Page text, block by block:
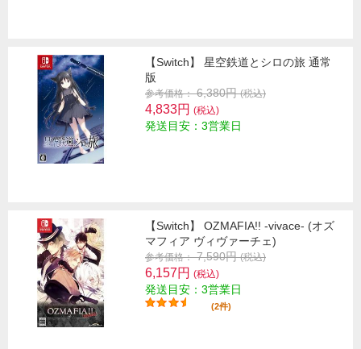
【Switch】 星空鉄道とシロの旅 通常
版
参考価格： 6,380円(税込)
4,833円 (税込)
発送目安：3営業日
【Switch】 OZMAFIA!! -vivace- (オズ
マフィア ヴィヴァーチェ)
参考価格： 7,590円(税込)
6,157円 (税込)
発送目安：3営業日
(2件)